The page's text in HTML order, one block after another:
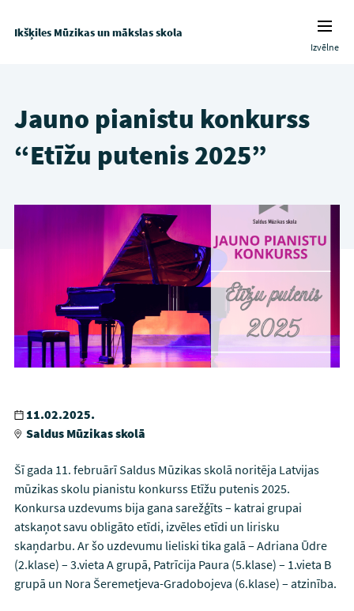
Ikšķiles Mūzikas un mākslas skola
Izvēlne
Jauno pianistu konkurss
“Etīžu putenis 2025”
11.02.2025.
Saldus Mūzikas skolā
Šī gada 11. februārī Saldus Mūzikas skolā noritēja Latvijas
mūzikas skolu pianistu konkurss Etīžu putenis 2025.
Konkursa uzdevums bija gana sarežģīts – katrai grupai
atskaņot savu obligāto etīdi, izvēles etīdi un lirisku
skaņdarbu. Ar šo uzdevumu lieliski tika galā – Adriana Ūdre
(2.klase) – 3.vieta A grupā, Patrīcija Paura (5.klase) – 1.vieta B
grupā un Nora Šeremetjeva-Gradobojeva (6.klase) – atzinība.